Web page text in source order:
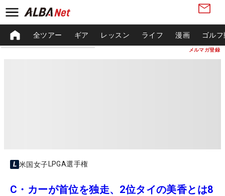
メルマガ登録
全ツアー ギア レッスン ライフ 漫画 ゴル
米国女子LPGA選手権
C・カーが首位を独走、2位タイの美香とは8